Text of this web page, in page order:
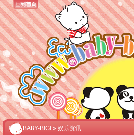
BABY-BIGI » 娱乐资讯